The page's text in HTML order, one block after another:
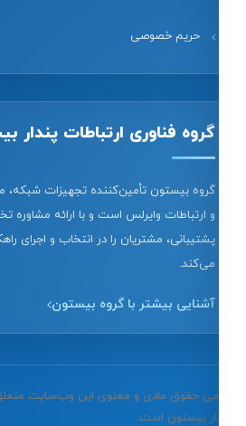
حریم خصوصی
گروه فناوری ارتباطات پندار
گروه بیستون تأمین‌کننده تجهیزات شبکه،
و ارتباطات وایرلس است و با ارائه
پشتیبانی، مشتریان را در انتخاب و اجرای
می‌کند.
آشنایی بیشتر با گروه بیستون
تمامی حقوق مادی و معنوی این وب‌سایت
پندار بیستون است.